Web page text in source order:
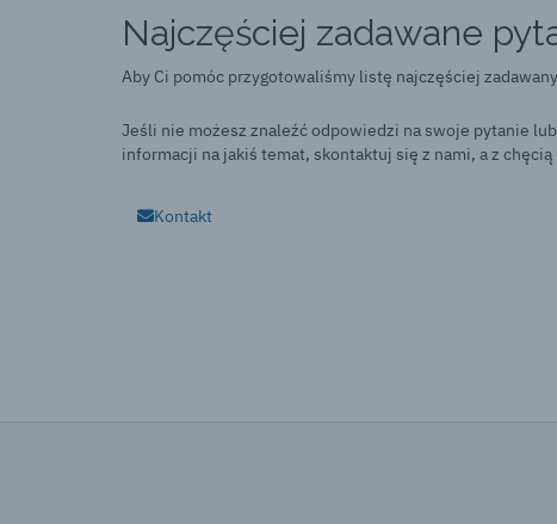
Najczęściej zadawane
Aby Ci pomóc przygotowaliśmy listę najczęściej
Jeśli nie możesz znaleźć odpowiedzi na swoje pytanie
informacji na jakiś temat, skontaktuj się z nami, a z chęcią
Kontakt